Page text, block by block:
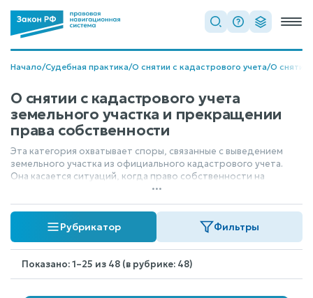
Начало/Судебная практика/О снятии с кадастрового учета/О снятии
О снятии с кадастрового учета
земельного участка и прекращении
права собственности
Эта категория охватывает споры, связанные с выведением
земельного участка из официального кадастрового учета.
Она касается ситуаций, когда право собственности на
участок прекращается по различным основаниям —
например, из-за утраты объекта, изменения его статуса или
по решению суда. Судебные акты здесь рассматривают
вопросы законности таких действий.
...
Рубрикатор Фильтры
Показано: 1–25 из 48 (в рубрике: 48)